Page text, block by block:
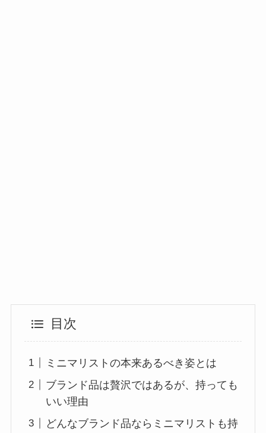
目次
ミニマリストの本来あるべき姿とは
ブランド品は贅沢ではあるが、持っても
いい理由
どんなブランド品ならミニマリストも持